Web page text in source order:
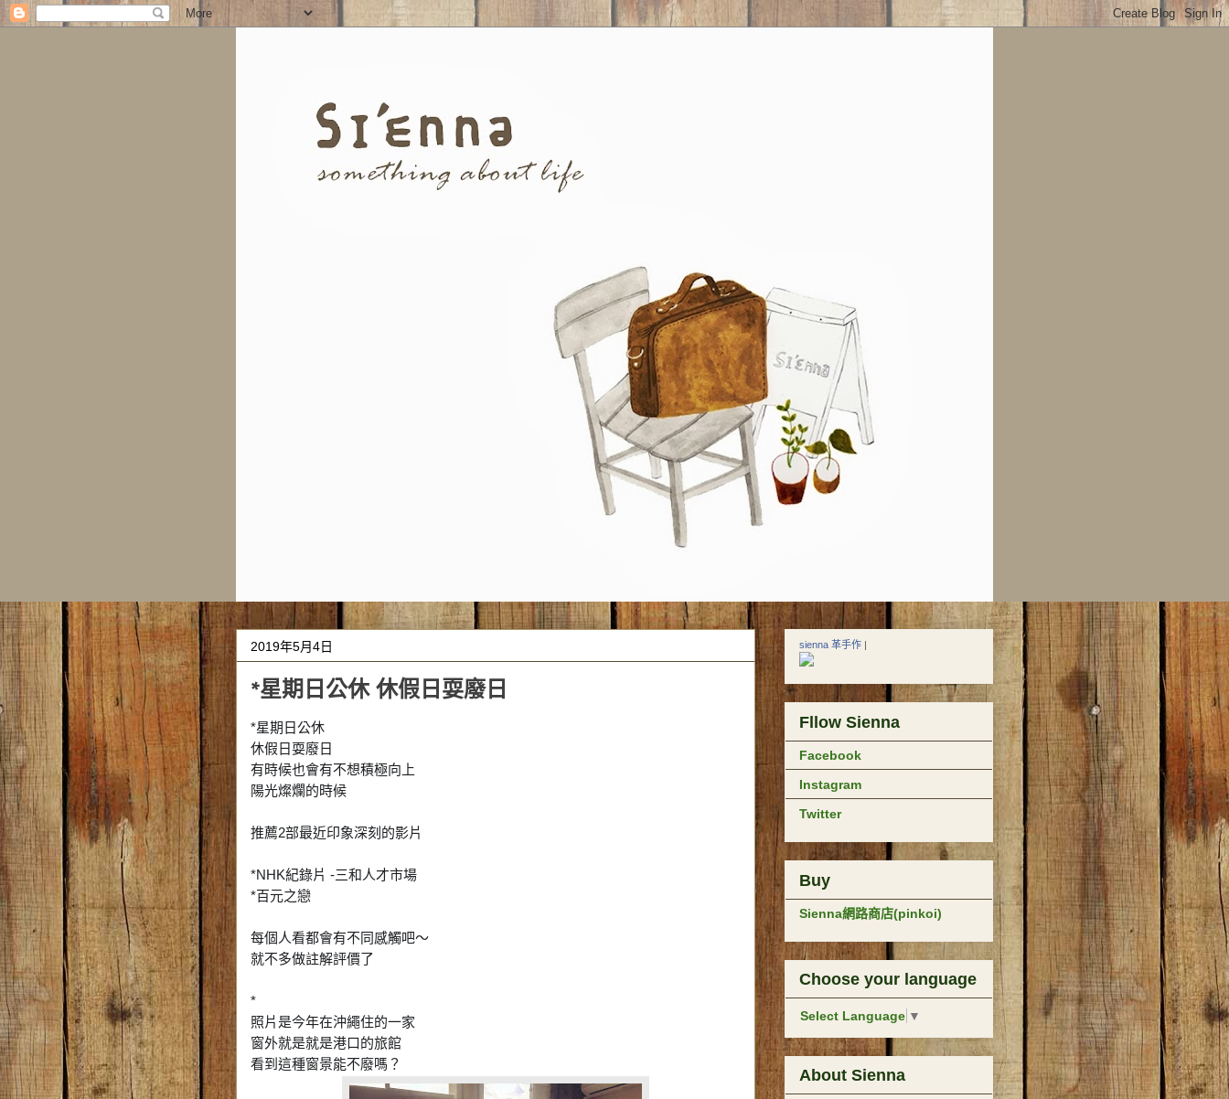
2019年5月4日
*星期日公休 休假日耍廢日
*星期日公休
休假日耍廢日
有時候也會有不想積極向上
陽光燦爛的時候
推薦2部最近印象深刻的影片
*NHK紀錄片 -三和人才市場
*百元之戀
每個人看都會有不同感觸吧～
就不多做註解評價了
*
照片是今年在沖繩住的一家
窗外就是就是港口的旅館
看到這種窗景能不廢嗎？
sienna 革手作 |
Fllow Sienna
Facebook
Instagram
Twitter
Buy
Sienna網路商店(pinkoi)
Choose your language
Select Language ▼
About Sienna